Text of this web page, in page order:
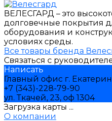
ВЕЛЕСГАРД – это
долговечные покрытия
оборудования и
условиях среды.
Все товары бренда
Связаться с
Написать
Главный офис г.
+7 (343)-228-79-90
ул. Ткачей, 23, оф 1304
Загрузка карты ...
О компании